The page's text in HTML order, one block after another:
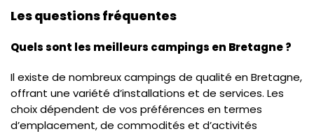
Les questions fréquentes
Quels sont les meilleurs campings en Bretagne ?
Il existe de nombreux campings de qualité en Bretagne,
offrant une variété d’installations et de services. Les
choix dépendent de vos préférences en termes
d’emplacement, de commodités et d’activités